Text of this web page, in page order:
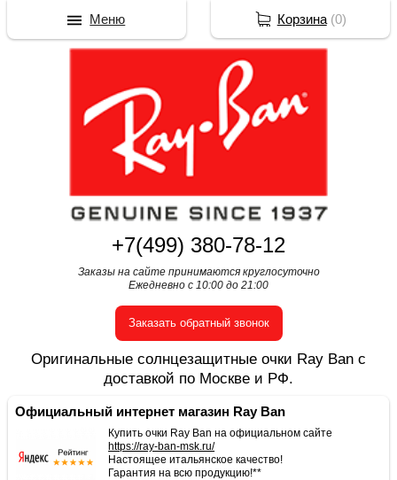
+7(499) 380-78-12
Заказы на сайте принимаются круглосуточно
Ежедневно с 10:00 до 21:00
Заказать обратный звонок
Оригинальные солнцезащитные очки Ray Ban с
доставкой по Москве и РФ.
Официальный интернет магазин Ray Ban
Купить очки Ray Ban на официальном сайте
https://ray-ban-msk.ru/
Настоящее итальянское качество!
Гарантия на всю продукцию!**
Корзина(0)
Меню